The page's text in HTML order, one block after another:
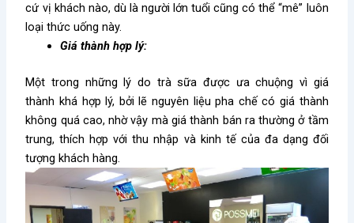
cứ vị khách nào, dù là người lớn tuổi cũng có thể “mê” luôn
loại thức uống này.
Giá thành hợp lý:
Một trong những lý do trà sữa được ưa chuộng vì giá
thành khá hợp lý, bởi lẽ nguyên liệu pha chế có giá thành
không quá cao, nhờ vậy mà giá thành bán ra thường ở tầm
trung, thích hợp với thu nhập và kinh tế của đa dạng đối
tượng khách hàng.